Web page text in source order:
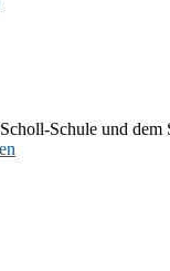
Schule und dem